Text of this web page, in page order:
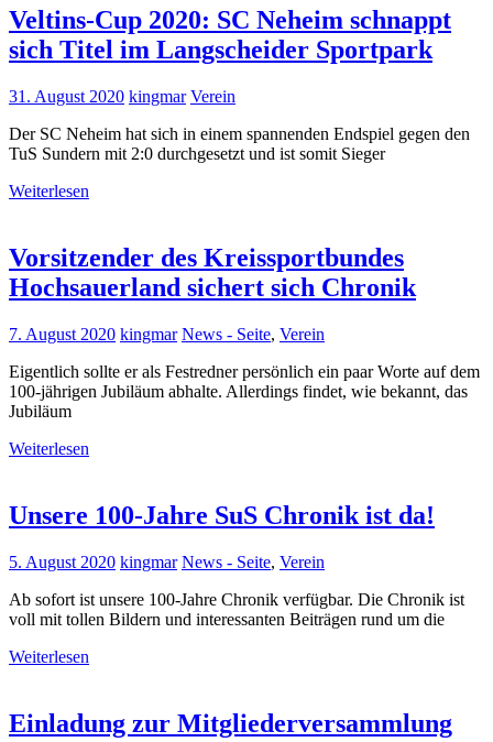
Veltins-Cup 2020: SC Neheim schnappt
sich Titel im Langscheider Sportpark
31. August 2020 kingmar Verein
Der SC Neheim hat sich in einem spannenden Endspiel gegen den
TuS Sundern mit 2:0 durchgesetzt und ist somit Sieger
Weiterlesen
Vorsitzender des Kreissportbundes
Hochsauerland sichert sich Chronik
7. August 2020 kingmar News - Seite, Verein
Eigentlich sollte er als Festredner persönlich ein paar Worte auf dem
100-jährigen Jubiläum abhalte. Allerdings findet, wie bekannt, das
Jubiläum
Weiterlesen
Unsere 100-Jahre SuS Chronik ist da!
5. August 2020 kingmar News - Seite, Verein
Ab sofort ist unsere 100-Jahre Chronik verfügbar. Die Chronik ist
voll mit tollen Bildern und interessanten Beiträgen rund um die
Weiterlesen
Einladung zur Mitgliederversammlung